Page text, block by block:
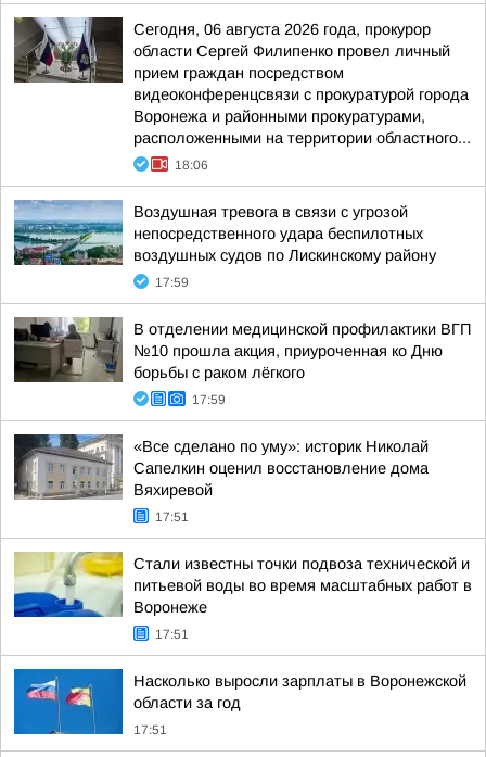
Сегодня, 06 августа 2026 года, прокурор
области Сергей Филипенко провел личный
прием граждан посредством
видеоконференцсвязи с прокуратурой города
Воронежа и районными прокуратурами,
расположенными на территории областного...
18:06
Воздушная тревога в связи с угрозой
непосредственного удара беспилотных
воздушных судов по Лискинскому району
17:59
В отделении медицинской профилактики ВГП
№10 прошла акция, приуроченная ко Дню
борьбы с раком лёгкого
17:59
«Все сделано по уму»: историк Николай
Сапелкин оценил восстановление дома
Вяхиревой
17:51
Стали известны точки подвоза технической и
питьевой воды во время масштабных работ в
Воронеже
17:51
Насколько выросли зарплаты в Воронежской
области за год
17:51